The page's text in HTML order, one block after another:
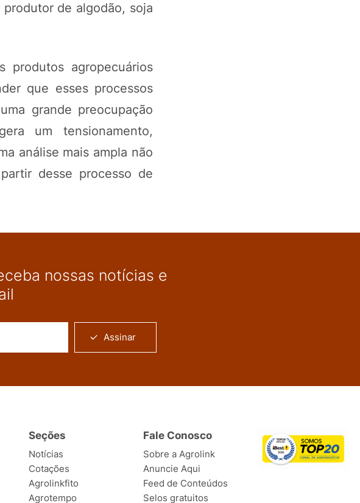
de algodão, soja
agropecuários
que esses processos
grande preocupação
um tensionamento,
análise mais ampla não
desse processo de
nossas notícias e
Assinar
Seções
Notícias
Cotações
Agrolinkfito
Agrotempo
Fale Conosco
Sobre a Agrolink
Anuncie Aqui
Feed de Conteúdos
Selos gratuitos